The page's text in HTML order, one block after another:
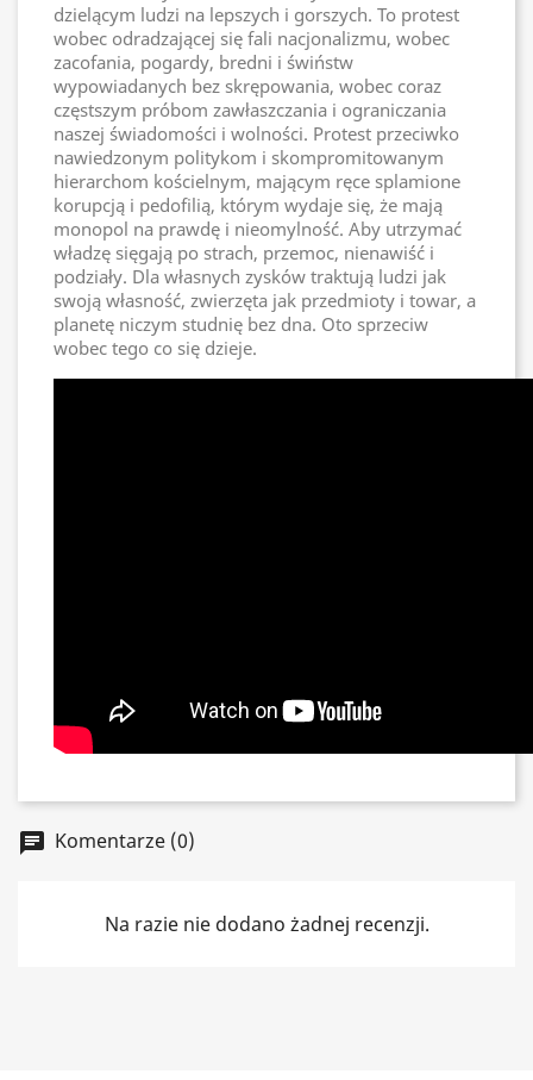
dzielącym ludzi na lepszych i gorszych. To protest
wobec odradzającej się fali nacjonalizmu, wobec
zacofania, pogardy, bredni i świństw
wypowiadanych bez skrępowania, wobec coraz
częstszym próbom zawłaszczania i ograniczania
naszej świadomości i wolności. Protest przeciwko
nawiedzonym politykom i skompromitowanym
hierarchom kościelnym, mającym ręce splamione
korupcją i pedofilią, którym wydaje się, że mają
monopol na prawdę i nieomylność. Aby utrzymać
władzę sięgają po strach, przemoc, nienawiść i
podziały. Dla własnych zysków traktują ludzi jak
swoją własność, zwierzęta jak przedmioty i towar, a
planetę niczym studnię bez dna. Oto sprzeciw
wobec tego co się dzieje.
chat Komentarze (0)
Na razie nie dodano żadnej recenzji.